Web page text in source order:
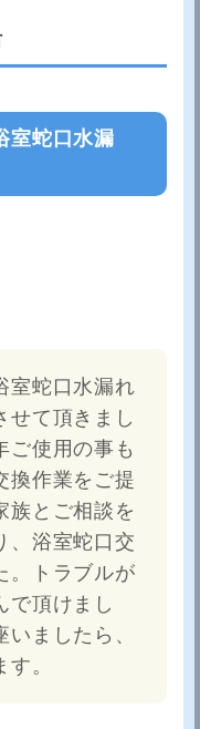
蛇口水漏
蛇口水漏れ
せて頂きまし
ご使用の事も
換作業をご提
族とご相談を
、浴室蛇口交
。トラブルが
で頂けまし
ましたら、
。